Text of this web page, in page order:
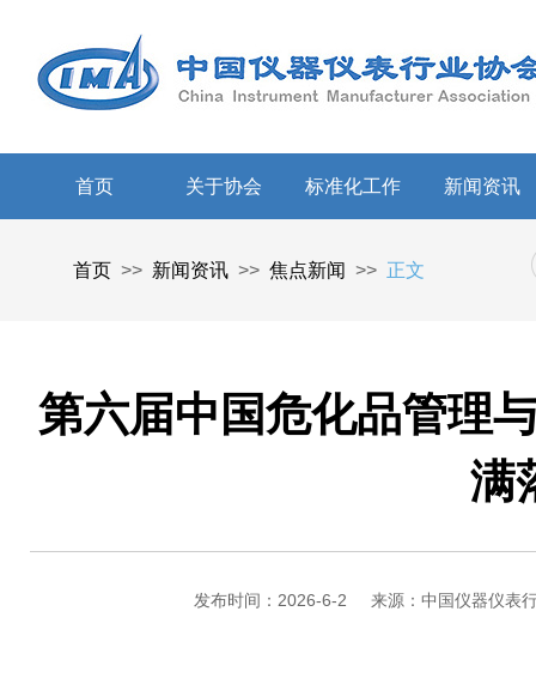
首页 关于协会 标准化工作 新闻资讯
首页 >> 新闻资讯 >> 焦点新闻 >> 正文
第六届中国危化品管理
满
发布时间：2026-6-2 来源：中国仪器仪表